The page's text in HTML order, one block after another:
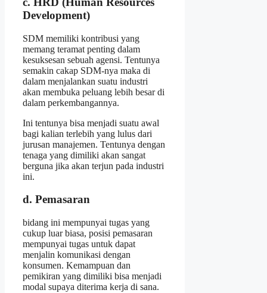
Development)
SDM memiliki kontribusi yang
memang teramat penting dalam
kesuksesan sebuah agensi. Tentunya
semakin cakap SDM-nya maka di
dalam menjalankan suatu industri
akan membuka peluang lebih besar di
dalam perkembangannya.
Ini tentunya bisa menjadi suatu awal
bagi kalian terlebih yang lulus dari
jurusan manajemen. Tentunya dengan
tenaga yang dimiliki akan sangat
berguna jika akan terjun pada industri
ini.
d. Pemasaran
bidang ini mempunyai tugas yang
cukup luar biasa, posisi pemasaran
mempunyai tugas untuk dapat
menjalin komunikasi dengan
konsumen. Kemampuan dan
pemikiran yang dimiliki bisa menjadi
modal supaya diterima kerja di sana.